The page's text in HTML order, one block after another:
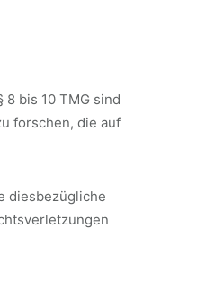
bis 10 TMG sind
forschen, die auf
diesbezügliche